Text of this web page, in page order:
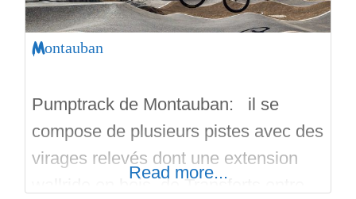
Montauban
Pumptrack de Montauban: il se
compose de plusieurs pistes avec des
virages relevés dont une extension
wallride en bois, de Transferts entre
Read more...